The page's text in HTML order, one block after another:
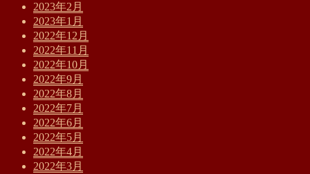
2023年2月
2023年1月
2022年12月
2022年11月
2022年10月
2022年9月
2022年8月
2022年7月
2022年6月
2022年5月
2022年4月
2022年3月